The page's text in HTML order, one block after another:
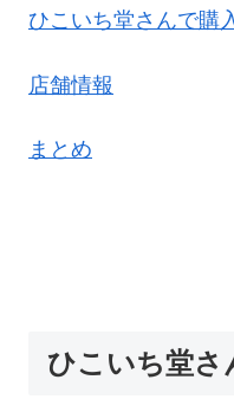
ひこいち堂さんで購
店舗情報
まとめ
ひこいち堂さ